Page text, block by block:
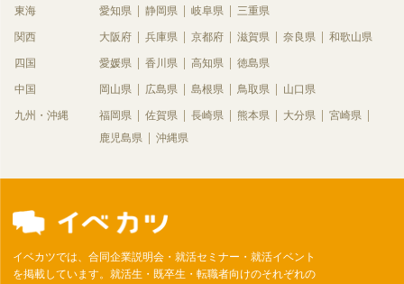
東海 愛知県 静岡県 岐阜県 三重県
関西 大阪府 兵庫県 京都府 滋賀県 奈良県 和歌山県
四国 愛媛県 香川県 高知県 徳島県
中国 岡山県 広島県 島根県 鳥取県 山口県
九州・沖縄 福岡県 佐賀県 長崎県 熊本県 大分県
宮崎県
鹿児島県
沖縄県
イベカツでは、合同企業説明会・就活セミナー・就活イベント
を掲載しています。就活生・既卒生・転職者向けのそれぞれの